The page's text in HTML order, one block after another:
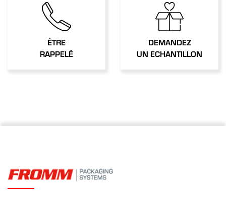
ÊTRE
RAPPELÉ
DEMANDEZ
UN ECHANTILLON